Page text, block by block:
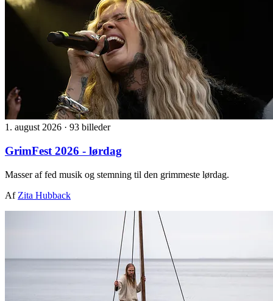
1. august 2026 · 93 billeder
GrimFest 2026 - lørdag
Masser af fed musik og stemning til den grimmeste lørdag.
Af Zita Hubback